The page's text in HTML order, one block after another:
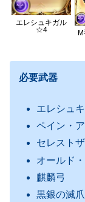
エレシュキガル
☆4
必要武器
エレシュ
ペイン・
セレスト
オールド
麒麟弓
黒銀の滅爪